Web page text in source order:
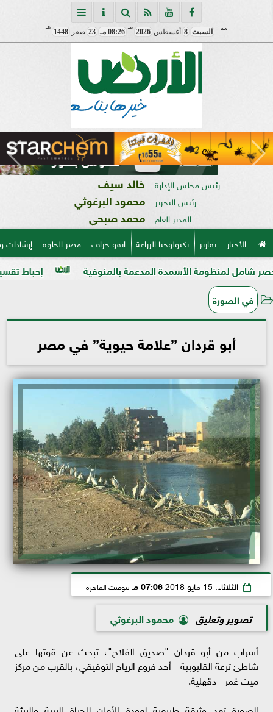
السبت 8 أغسطس 2026
مـ
08:26 مـ 23 صفر 1448
هـ
رئيس مجلس الإدارة خالد سيف
رئيس التحرير محمود البرغوثي
المدير العام محمد صبحي
الأخبار تقارير تكنولوجيا الزراعة انفو جراف مصر الحلوة
إحباط تقسيم قطعة أرض على مساحة 2000 الأسمدة المدعمة بالمنوفية
في الصورة
أبو قردان ”علامة حيوية” في مصر
الثلاثاء، 15 مايو 2018 07:06 مـ بتوقيت القاهرة
تصوير وتعليق محمود البرغوثي
أسراب من أبو قردان "صديق الفلاح"، تبحث عن قوتها على
شاطئ ترعة القليوبية - أحد فروع الرياح التوفيقي، بالقرب من مركز
ميت غمر - دقهلية.